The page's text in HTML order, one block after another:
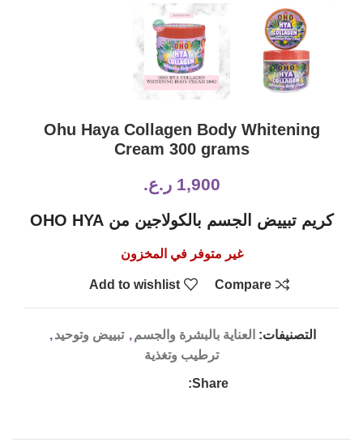
Ohu Haya Collagen Body Whitening
Cream 300 grams
1,900 ر.ع.
كريم تبييض الجسم بالكولاجين من OHO HYA
غير متوفر في المخزون
Compare
Add to wishlist
التصنيفات: العناية بالبشرة والجسم , تبييض وتوحيد ,
ترطيب وتغذية
Share: